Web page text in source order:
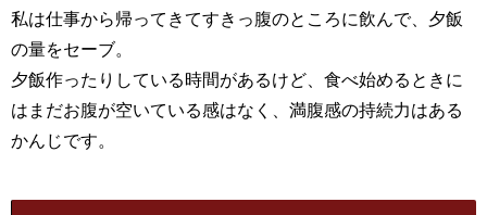
私は仕事から帰ってきてすきっ腹のところに飲んで、夕飯
の量をセーブ。
夕飯作ったりしている時間があるけど、食べ始めるときに
はまだお腹が空いている感はなく、満腹感の持続力はある
かんじです。